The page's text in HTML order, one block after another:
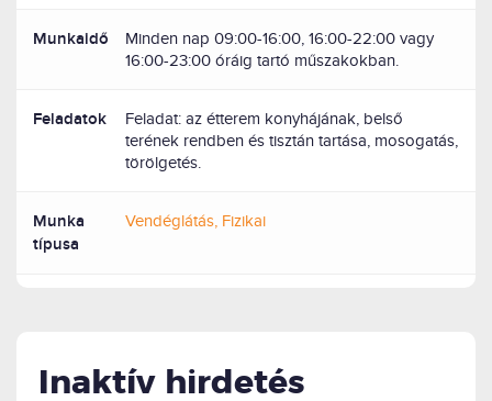
Munkaidő
Minden nap 09:00-16:00, 16:00-22:00 vagy
16:00-23:00 óráig tartó műszakokban.
Feladatok
Feladat: az étterem konyhájának, belső
terének rendben és tisztán tartása, mosogatás,
törölgetés.
Munka
típusa
Vendéglátás, Fizikai
Inaktív hirdetés